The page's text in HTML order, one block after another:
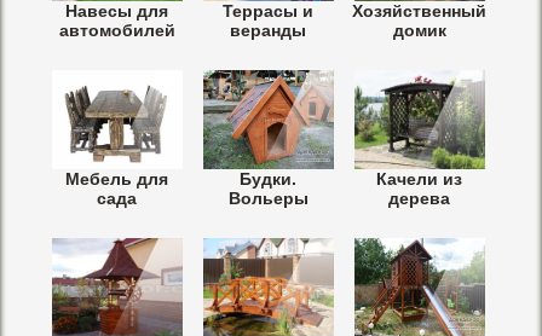
Навесы для
автомобилей
Террасы и
веранды
Хозяйственный
домик
Мебель для
сада
Будки.
Вольеры
Качели из
дерева